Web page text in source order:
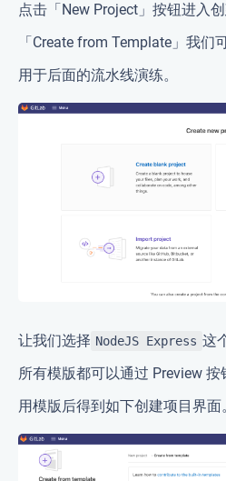
点击「New Project」按钮进入
「Create from Template」我们
用于后面的流水线演练。
让我们选择 NodeJS Express 这
所有模版都可以通过 Preview
用模版后得到如下创建项目界面